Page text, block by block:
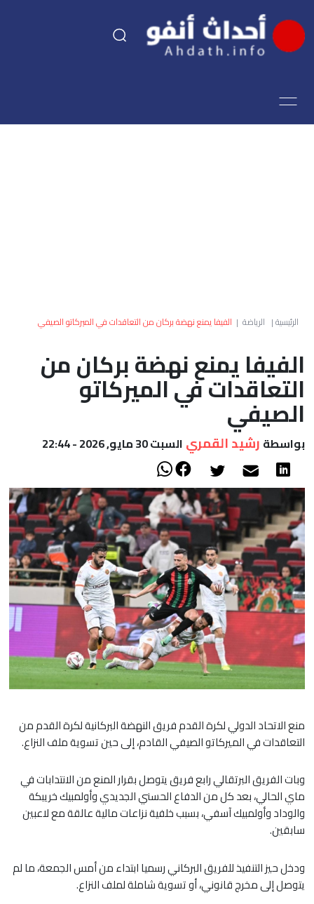
اقتصاد
العالم
أعمدة
الصحراء
الرئيسية| الرياضة | الفيفا يمنع نهضة بركان من التعاقدات في الميركاتو الصيفي
الفيفا يمنع نهضة بركان من
التعاقدات في الميركاتو
الصيفي
بواسطة رشيد القمري السبت 30 مايو, 2026 - 22:44
منع الاتحاد الدولي لكرة القدم فريق النهضة البركانية لكرة القدم من
التعاقدات في الميركاتو الصيفي القادم، إلى حين تسوية ملف النزاع.
وبات الفريق البرتقالي رابع فريق يتوصل بقرار المنع من الانتدابات في
ماي الحالي، بعد كل من الدفاع الحسني الجديدي وأولمبيك خريبكة
والوداد وأولمبيك آسفي، بسبب خلفية نزاعات مالية عالقة مع لاعبين
سابقين.
ودخل حيز التنفيذ للفريق البركاني رسميا ابتداء من أمس الجمعة، ما لم
يتوصل إلى مخرج قانوني، أو تسوية شاملة لملف النزاع.